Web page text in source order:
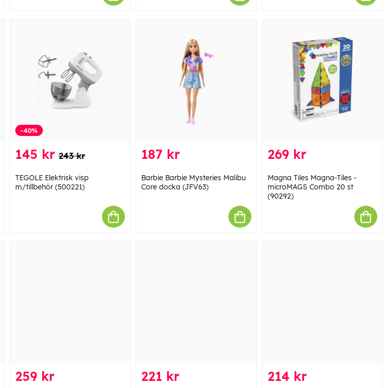
-40%
145 kr 243 kr
TEGOLE Elektrisk visp
m/tillbehör (500221)
187 kr
Barbie Barbie Mysteries Malibu
Core docka (JFV63)
269 kr
Magna Tiles Magna-Tiles -
microMAGS Combo 20 st
(90292)
259 kr 221 kr 214 kr